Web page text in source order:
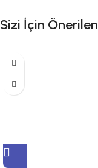
Sizi İçin